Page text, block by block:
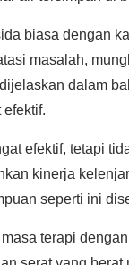
biasa dengan
masalah,
dalam
efektif.
efektif, tetapi
kinerja
seperti ini
terapi